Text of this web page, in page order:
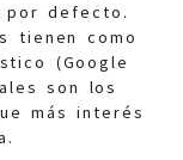
por defecto.
tienen como
(Google
son los
más interés